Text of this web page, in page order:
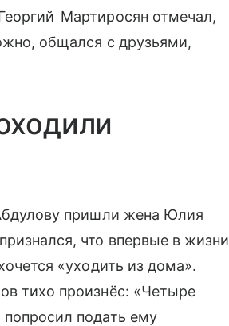
Мартиросян отмечал,
общался с друзьями,
пришли жена Юлия
что впервые в жизни
«уходить из дома».
тихо произнёс: «Четыре
подать ему